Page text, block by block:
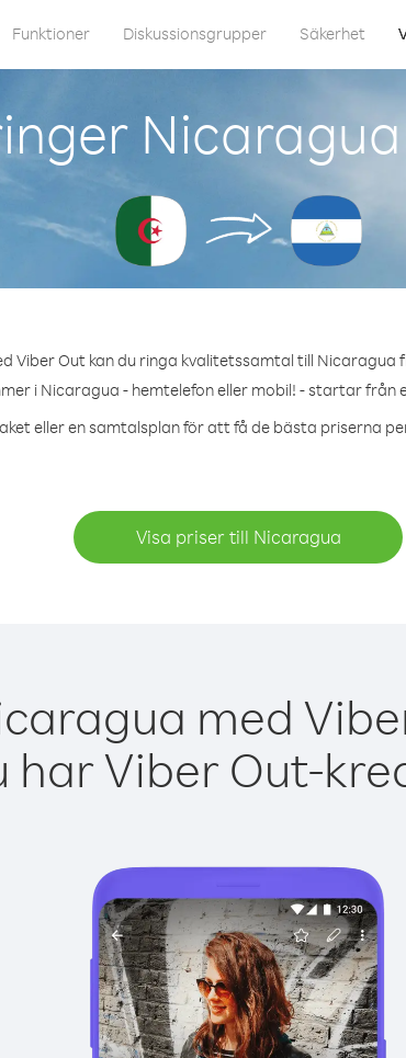
Funktioner Diskussionsgrupper Säkerhet
Viber Out kan du ringa kvalitetssamtal till Nicaragua
i Nicaragua - hemtelefon eller mobil! - startar från
eller en samtalsplan för att få de bästa priserna
Visa priser till Nicaragua
med
har Viber Out-